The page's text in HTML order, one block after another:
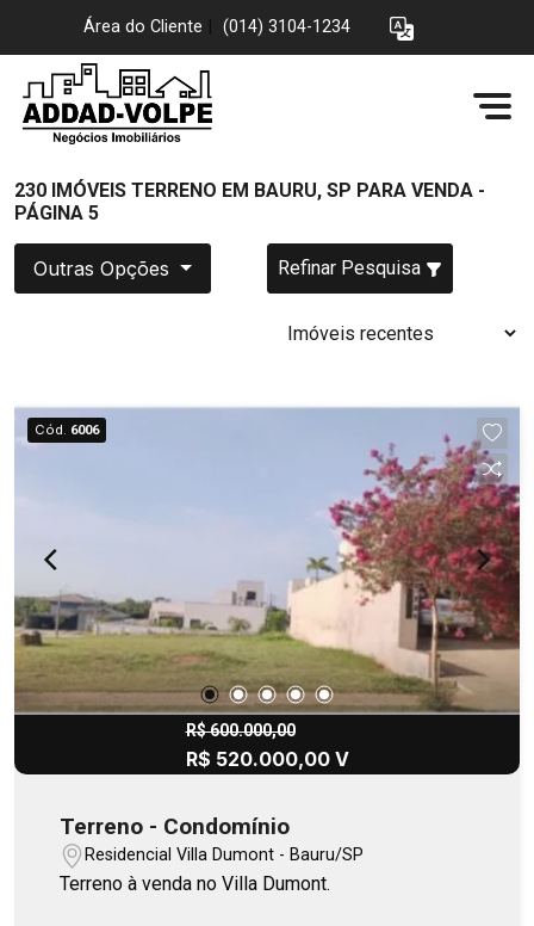
Área do Cliente (014) 3104-1234
230 IMÓVEIS TERRENO EM BAURU, SP PARA VENDA -
PÁGINA 5
Outras Opções Refinar Pesquisa
Cód. 6006
R$ 600.000,00
R$ 520.000,00 V
Terreno - Condomínio
Residencial Villa Dumont - Bauru/SP
Terreno à venda no Villa Dumont.